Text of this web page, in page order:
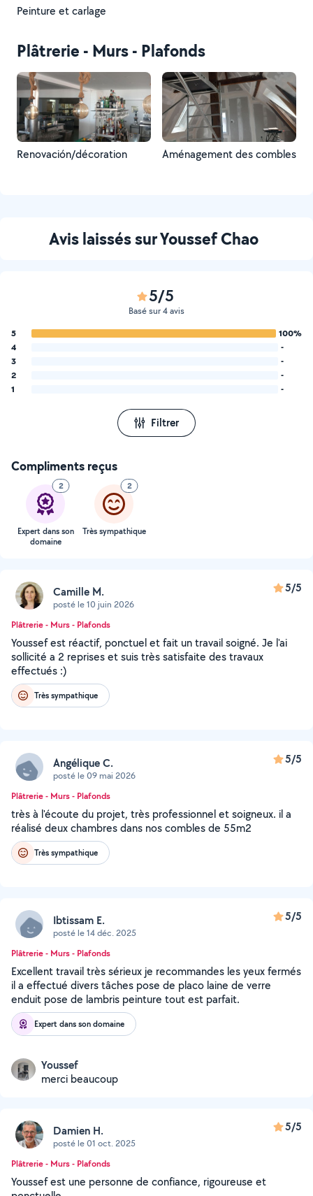
Peinture et carlage
Plâtrerie - Murs - Plafonds
Renovación/décoration Aménagement des combles
Avis laissés sur Youssef Chao
5/5
Basé sur 4 avis
5
100%
4
-
3
-
2
-
1
-
Filtrer
Compliments reçus
2
Expert dans son
domaine
2
Très sympathique
Camille M.
posté le 10 juin 2026
5/5
Plâtrerie - Murs - Plafonds
Youssef est réactif, ponctuel et fait un travail soigné. Je l'ai
sollicité a 2 reprises et suis très satisfaite des travaux
effectués :)
Très sympathique
Angélique C.
posté le 09 mai 2026
5/5
Plâtrerie - Murs - Plafonds
très à l'écoute du projet, très professionnel et soigneux. il a
réalisé deux chambres dans nos combles de 55m2
Très sympathique
Ibtissam E.
posté le 14 déc. 2025
5/5
Plâtrerie - Murs - Plafonds
Excellent travail très sérieux je recommandes les yeux fermés
il a effectué divers tâches pose de placo laine de verre
enduit pose de lambris peinture tout est parfait.
Expert dans son domaine
Youssef
merci beaucoup
Damien H.
posté le 01 oct. 2025
5/5
Plâtrerie - Murs - Plafonds
Youssef est une personne de confiance, rigoureuse et